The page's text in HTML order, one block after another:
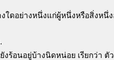
ดอย่างหนึ่งแก่ผู้หนึ่งหรือสิ่งหนึ่ง
ร้อนอยู่บ้างนิดหน่อย เรียกว่า ตั